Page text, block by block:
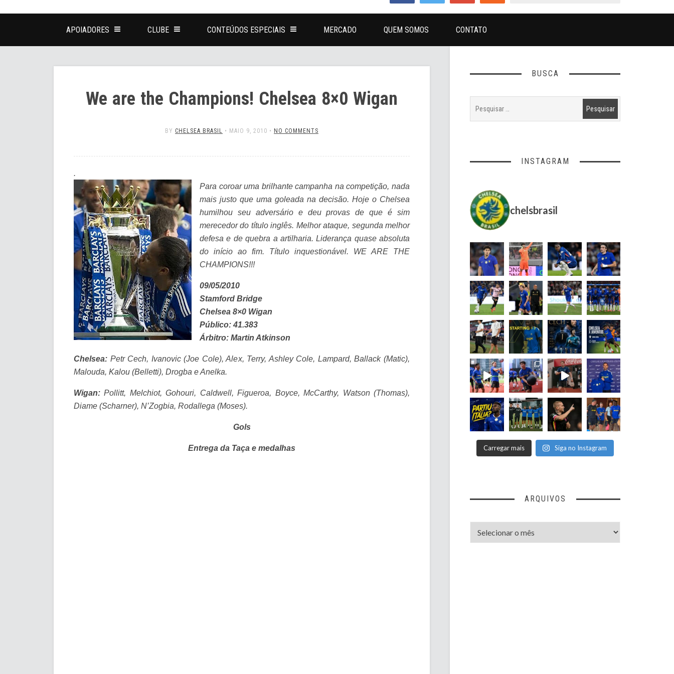
APOIADORES CLUBE CONTEÚDOS ESPECIAIS MERCADO QUEM SOMOS CONTATO
We are the Champions! Chelsea 8×0 Wigan
BY CHELSEA BRASIL • MAIO 9, 2010 • NO COMMENTS
.
Para coroar uma brilhante campanha na competição, nada
mais justo que uma goleada na decisão. Hoje o Chelsea
humilhou seu adversário e deu provas de que é sim
merecedor do título inglês. Melhor ataque, segunda melhor
defesa e de quebra a artilharia. Liderança quase absoluta
do início ao fim. Título inquestionável. WE ARE THE
CHAMPIONS!!!
09/05/2010
Stamford Bridge
Chelsea 8×0 Wigan
Público: 41.383
Árbitro: Martin Atkinson
Chelsea: Petr Cech, Ivanovic (Joe Cole), Alex, Terry, Ashley Cole, Lampard, Ballack (Matic),
Malouda, Kalou (Belletti), Drogba e Anelka.
Wigan: Pollitt, Melchiot, Gohouri, Caldwell, Figueroa, Boyce, McCarthy, Watson (Thomas),
Diame (Scharner), N’Zogbia, Rodallega (Moses).
Gols
Entrega da Taça e medalhas
BUSCA
INSTAGRAM
chelsbrasil
Carregar mais Siga no Instagram
ARQUIVOS